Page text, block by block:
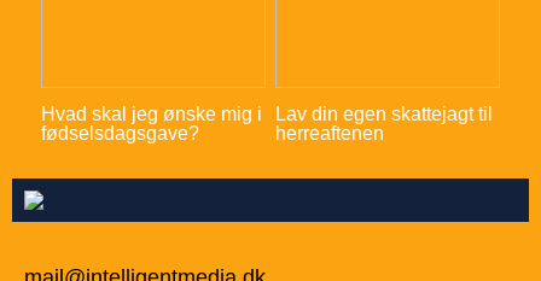
Hvad skal jeg ønske mig i
fødselsdagsgave?
Lav din egen skattejagt til
herreaftenen